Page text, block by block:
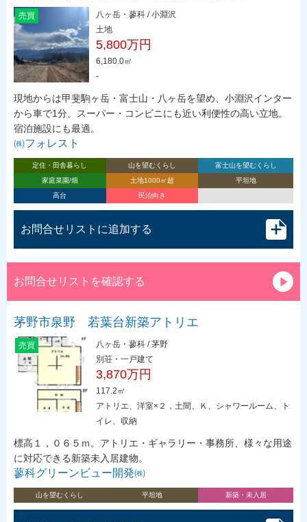
売買
八ヶ岳・蓼科 / 小淵沢
土地
5,800万円
6,180.0㎡
-
現地からは甲斐駒ヶ岳・富士山・八ヶ岳を望め、小淵沢インター
から車で1分。スーパー・コンビニにも近い利便性の高い立地。
宿泊施設にも最適。
㈱フォレスト
定住・田舎暮らし 山を望むくらし
富士山を望むくらし
家庭菜園/畑
土地1000㎡超
平坦地
高台
民泊向き
お問合せリストに追加する
お問合せリストを確認する
茅野市泉野 若葉台新築アトリエ
売買
八ヶ岳・蓼科 / 茅野
別荘・一戸建て
3,870万円
117.2㎡
アトリエ、洋室×２，土間、Ｋ、シャワールーム、ト
イレ、収納
標高１，０６５ｍ。アトリエ・ギャラリー・事務所、様々な用途
に対応できる新築未入居建物。
蓼科グリーンビュー開発㈱
山を望むくらし 平坦地 新築・未入居